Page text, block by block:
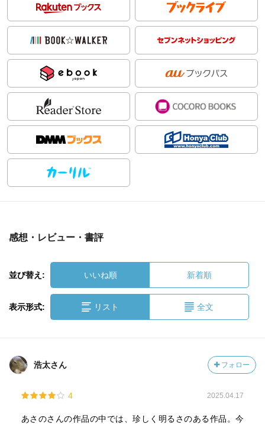
感想・レビュー・書評
並び替え: いいね順 新着順
表示形式: リスト 全文
浩太さん フォロー
4 2025.04.17
あさのさんの作品の中では、珍しく明るさのある作品。今